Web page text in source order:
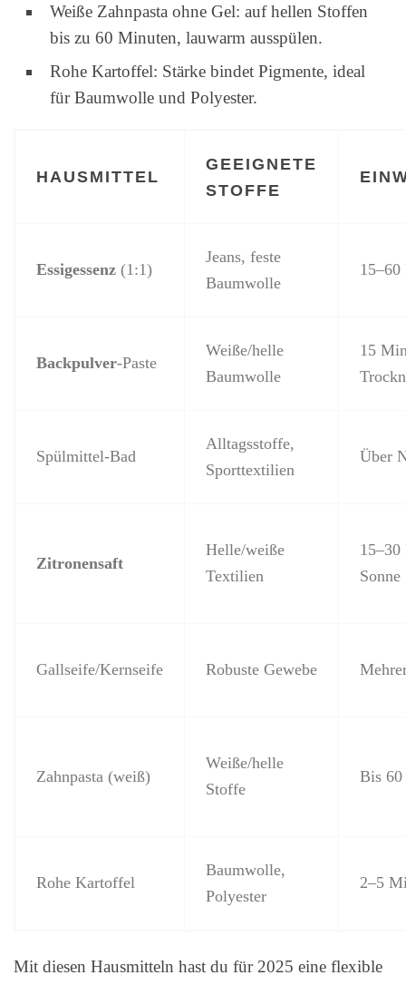
Weiße Zahnpasta ohne Gel: auf hellen Stoffen
bis zu 60 Minuten, lauwarm ausspülen.
Rohe Kartoffel: Stärke bindet Pigmente, ideal
für Baumwolle und Polyester.
HAUSMITTEL
GEEIGNETE
STOFFE
Essigessenz(1:1)
Jeans, feste
Baumwolle
Backpulver-Paste
Weiße/helle
Baumwolle
15
Spülmittel-Bad
Alltagsstoffe,
Sporttextilien
Über
Zitronensaft
Helle/weiße
Textilien
Sonne
Gallseife/Kernseife Robuste Gewebe
Zahnpasta (weiß)
Weiße/helle
Stoffe
Bis
Rohe Kartoffel
Baumwolle,
Polyester
2–5
Mit diesen Hausmitteln hast du für 2025 eine flexible